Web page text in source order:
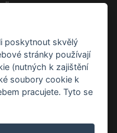
podmínky
údajů
zboží
poskytnout skvělý
stránky používají
(nutných k zajištění
soubory cookie k
pracujete. Tyto se